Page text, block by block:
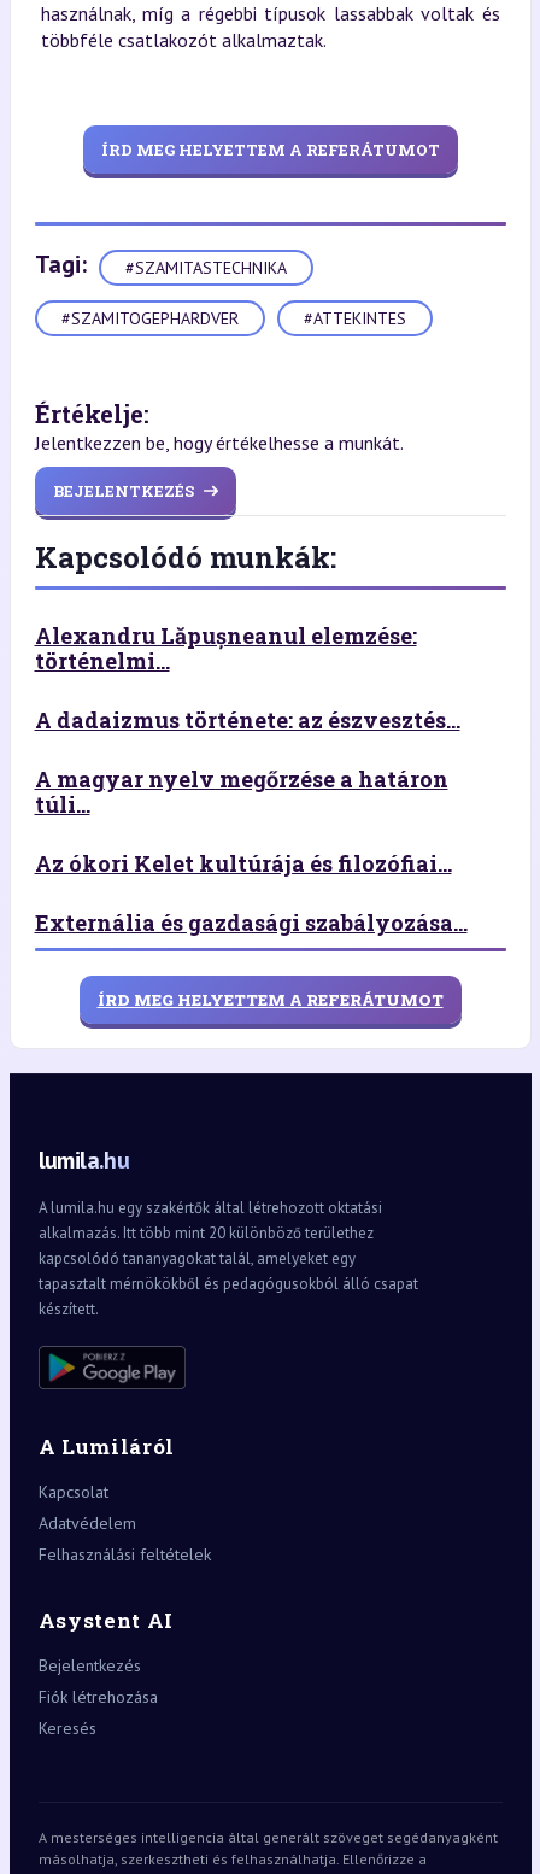
használnak, míg a régebbi típusok lassabbak voltak és
többféle csatlakozót alkalmaztak.
ÍRD MEG HELYETTEM A REFERÁTUMOT
Tagi: #SZAMITASTECHNIKA
#SZAMITOGEPHARDVER #ATTEKINTES
Értékelje:
Jelentkezzen be, hogy értékelhesse a munkát.
BEJELENTKEZÉS
Kapcsolódó munkák:
Alexandru Lăpușneanul elemzése:
történelmi...
A dadaizmus története: az észvesztés...
A magyar nyelv megőrzése a határon
túli...
Az ókori Kelet kultúrája és filozófiai...
Externália és gazdasági szabályozása...
ÍRD MEG HELYETTEM A REFERÁTUMOT
lumila.hu
A lumila.hu egy szakértők által létrehozott oktatási
alkalmazás. Itt több mint 20 különböző területhez
kapcsolódó tananyagokat talál, amelyeket egy
tapasztalt mérnökökből és pedagógusokból álló csapat
készített.
A Lumiláról
Kapcsolat
Adatvédelem
Felhasználási feltételek
Asystent AI
Bejelentkezés
Fiók létrehozása
Keresés
A mesterséges intelligencia által generált szöveget segédanyagként
másolhatja, szerkesztheti és felhasználhatja. Ellenőrizze a